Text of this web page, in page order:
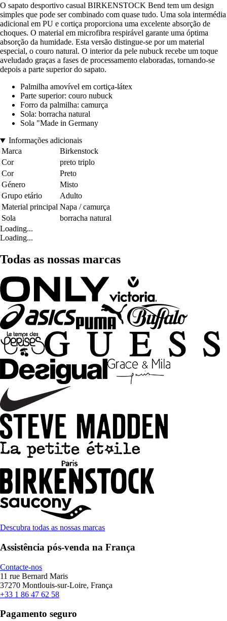
O sapato desportivo casual BIRKENSTOCK Bend tem um design
simples que pode ser combinado com quase tudo. Uma sola intermédia
adicional em PU e cortiça proporciona uma excelente absorção de
choques. O material em microfibra respirável garante uma óptima
absorção da humidade. Esta versão distingue-se por um material
especial, o couro natural. O interior da pele nubuck recebe um toque
aveludado graças a fases de processamento elaboradas, tornando-se
depois a parte superior do sapato.
Palmilha amovível em cortiça-látex
Parte superior: couro nubuck
Forro da palmilha: camurça
Sola: borracha natural
Sola "Made in Germany
Informações adicionais
Marca
Birkenstock
Cor
preto triplo
Cor
Preto
Género
Misto
Grupo etário
Adulto
Material principal Napa / camurça
Sola
borracha natural
Loading...
Loading...
Todas as nossas marcas
Descubra todas as nossas marcas
Assistência pós-venda na França
Contacte-nos
11 rue Bernard Maris
37270 Montlouis-sur-Loire, França
+33 1 86 47 62 58
Pagamento seguro